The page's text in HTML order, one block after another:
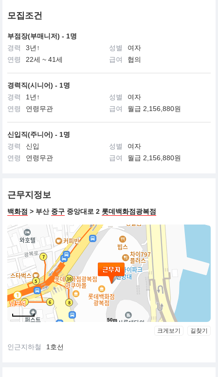
모집조건
부점장(부매니저) - 1명
경력
3년↑ 성별
여자
연령
22세 ~ 41세 급여 협의
경력직(시니어) - 1명
경력
1년↑ 성별
여자
연령
연령무관 급여 월급 2,156,880원
신입직(주니어) - 1명
경력
신입 성별
여자
연령
연령무관 급여 월급 2,156,880원
근무지정보
백화점 > 부산 중구 중앙대로 2 롯데백화점광복점
50m
크게보기 길찾기
인근지하철 1호선